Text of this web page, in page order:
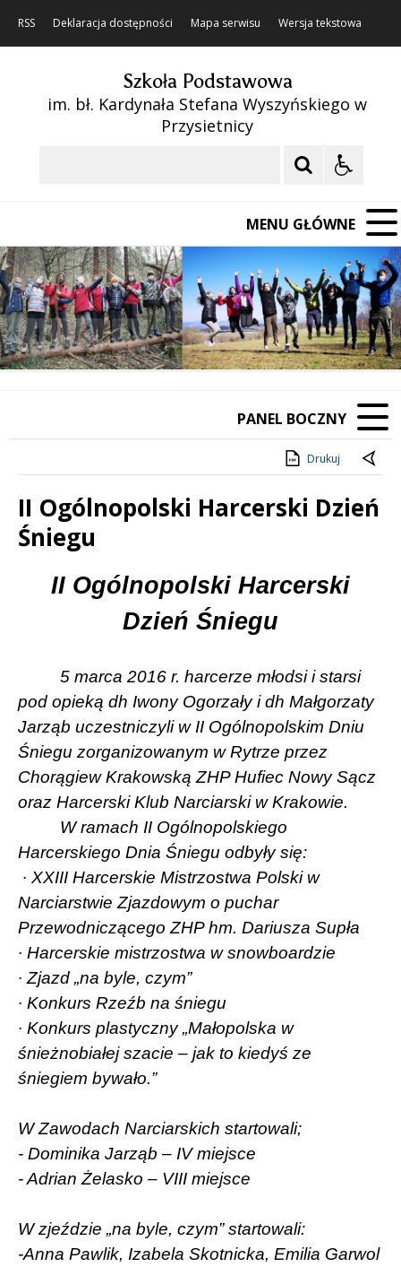
RSS Deklaracja dostępności Mapa serwisu Wersja tekstowa
Szkoła Podstawowa
im. bł. Kardynała Stefana Wyszyńskiego w
Przysietnicy
MENU GŁÓWNE
Poprzedni Element
Następny Element
❚❚
PANEL BOCZNY
Drukuj
II Ogólnopolski Harcerski Dzień
Śniegu
TreśćII Ogólnopolski Harcerski
Dzień Śniegu
5 marca 2016 r. harcerze młodsi i starsi
pod opieką dh Iwony Ogorzały i dh Małgorzaty
Jarząb uczestniczyli w II Ogólnopolskim Dniu
Śniegu zorganizowanym w Rytrze przez
Chorągiew Krakowską ZHP Hufiec Nowy Sącz
oraz Harcerski Klub Narciarski w Krakowie.
W ramach II Ogólnopolskiego
Harcerskiego Dnia Śniegu odbyły się:
· XXIII Harcerskie Mistrzostwa Polski w
Narciarstwie Zjazdowym o puchar
Przewodniczącego ZHP hm. Dariusza Supła
· Harcerskie mistrzostwa w snowboardzie
· Zjazd „na byle, czym”
· Konkurs Rzeźb na śniegu
· Konkurs plastyczny „Małopolska w
śnieżnobiałej szacie – jak to kiedyś ze
śniegiem bywało.”
W Zawodach Narciarskich startowali;
- Dominika Jarząb – IV miejsce
- Adrian Żelasko – VIII miejsce
W zjeździe „na byle, czym” startowali:
-Anna Pawlik, Izabela Skotnicka, Emilia Garwol